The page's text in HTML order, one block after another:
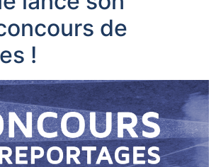
de
!